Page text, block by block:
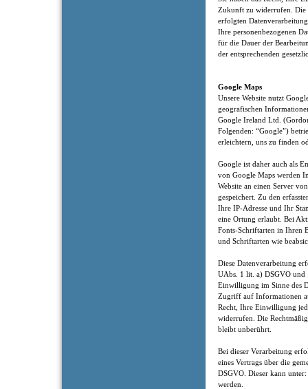
Zukunft zu widerrufen. Die
erfolgten
Ihre personenbezogenen
für die Dauer der
der entsprechenden
Google Maps
Unsere Website nutzt
geografischen
Google Ireland Ltd.
Folgenden: “Google”)
erleichtern, uns zu finden
Google ist daher auch als
von Google Maps werden
Website an einen Server
gespeichert. Zu den
Ihre IP-Adresse und Ihr
eine Ortung erlaubt. Bei
Fonts-Schriftarten in Ihren
und Schriftarten wie
Diese Datenverarbeitung
UAbs. 1 lit. a) DSGVO und
Einwilligung im Sinne des
Zugriff auf Informationen
Recht, Ihre Einwilligung
widerrufen. Die
bleibt unberührt.
Bei dieser Verarbeitung
eines Vertrags über die
DSGVO. Dieser kann unter:
werden.